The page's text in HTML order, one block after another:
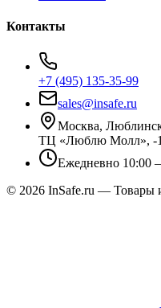
Контакты
+7 (495) 135-35-99
sales@insafe.ru
Москва,
ТЦ «Люблю Молл», -1
Ежедневно 10:00
© 2026 InSafe.ru — Товары